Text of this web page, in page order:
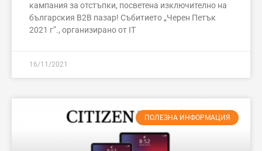
кампания за отстъпки, посветена изключително на
българския B2B пазар! Събитието „Черен Петък
2021 г”., организирано от IT
16/11/2021
ПОЛЕЗНА ИНФОРМАЦИЯ